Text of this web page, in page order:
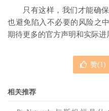
只有这样，我们才能确
也避免陷入不必要的风险之
期待更多的官方声明和实际进
赞(1)
相关推荐